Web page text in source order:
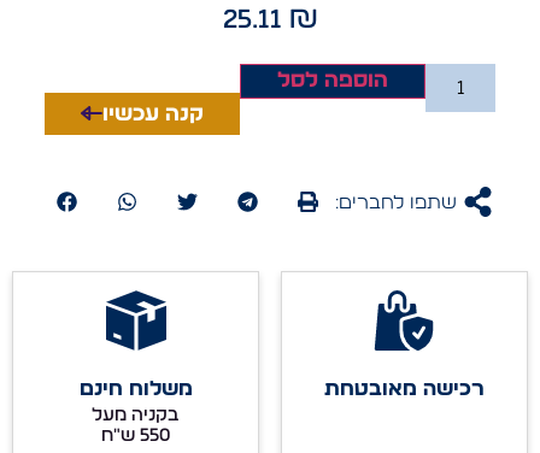
25.11₪
הוספה לסל
קנה עכשיו
שתפו לחברים:
רכישה מאובטחת משלוח חינם
בקניה מעל